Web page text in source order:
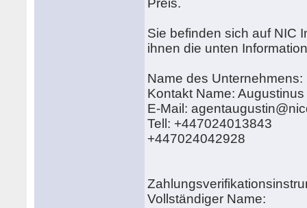
Preis.
Sie befinden sich auf NIC
ihnen die unten
Name des
Kontakt Name:
E-Mail:
Tell: +447024013843
+447024042928
Vollständiger Name: